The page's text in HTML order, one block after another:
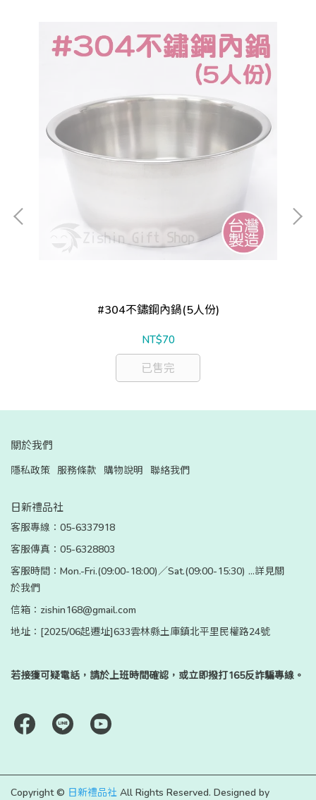
#304不鏽鋼內鍋(5人份)
NT$70
已售完
關於我們
隱私政策 服務條款 購物說明 聯絡我們
日新禮品社
客服專線：05-6337918
客服傳真：05-6328803
客服時間：Mon.-Fri.(09:00-18:00)／Sat.(09:00-15:30) ...詳見關
於我們
信箱：zishin168@gmail.com
地址：[2025/06起遷址]633雲林縣土庫鎮北平里民權路24號
若接獲可疑電話，請於上班時間確認，或立即撥打165反詐騙專線。
Copyright © 日新禮品社 All Rights Reserved. Designed by